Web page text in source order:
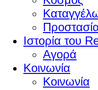
Ιστορία του
Αγορά
Κοινωνία
Κοινωνία